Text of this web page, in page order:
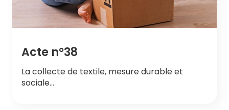
Acte n°38
La collecte de textile, mesure durable et
sociale…